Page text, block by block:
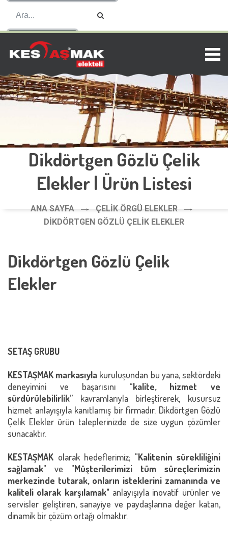
ENGLISH
Dikdörtgen Gözlü Çelik
Elekler | Ürün Listesi
ANA SAYFA
ÇELIK ÖRGÜ ELEKLER
DIKDÖRTGEN GÖZLÜ ÇELIK ELEKLER
Dikdörtgen Gözlü Çelik
Elekler
SETAŞ GRUBU
KESTAŞMAK markasıyla kuruluşundan bu yana, sektördeki
deneyimini ve başarısını “kalite, hizmet ve
sürdürülebilirlik” kavramlarıyla birleştirerek, kusursuz
hizmet anlayışıyla kanıtlamış bir firmadır. Dikdörtgen Gözlü
Çelik Elekler ürün taleplerinizde de size uygun çözümler
sunacaktır.
KESTAŞMAK olarak hedeflerimiz; "Kalitenin sürekliliğini
sağlamak" ve "Müşterilerimizi tüm süreçlerimizin
merkezinde tutarak, onların isteklerini zamanında ve
kaliteli olarak karşılamak" anlayışıyla inovatif ürünler ve
servisler geliştiren, sanayiye ve paydaşlarına değer katan,
dinamik bir çözüm ortağı olmaktır.